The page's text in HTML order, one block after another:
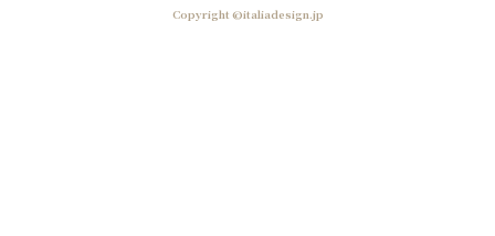
Copyright ©italiadesign.jp